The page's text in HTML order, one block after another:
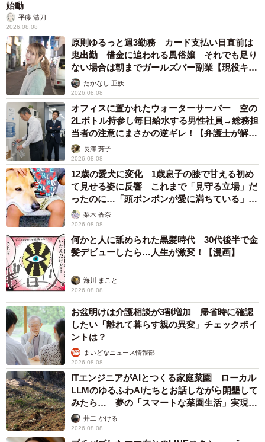
始動
平藤 清刀
2026.08.08
原則ゆるっと週3勤務 カード支払い日直前は
鬼出勤 借金に追われる風俗嬢 それでも足り
ない場合は朝までガールズバー副業【現役キャ
ストに取材】
たかなし 亜妖
2026.08.08
オフィスに置かれたウォーターサーバー 空の
2Lボトル持参し毎日給水する男性社員→総務担
当者の注意にまさかの逆ギレ！【弁護士が解
説】長澤 芳子
2026.08.08
12歳の愛犬に変化 1歳息子の膝で甘える初め
て見せる姿に反響 これまで「見守る立場」だ
ったのに…「頭ポンポンが愛に満ちている」
「尊…」
梨木 香奈
2026.08.08
何かと人に舐められた黒髪時代 30代後半で金
髪デビューしたら…人生が激変！【漫画】
海川 まこと
2026.08.08
お盆明けは介護相談が3割増加 帰省時に確認
したい「離れて暮らす親の異変」チェックポイ
ントは？
まいどなニュース情報部
2026.08.08
ITエンジニアがAIとつくる家庭菜園 ローカル
LLMのゆるふわAIたちとお話しながら開墾して
みたら… 夢の「スマートな菜園生活」実現な
るか井二 かける
2026.08.08